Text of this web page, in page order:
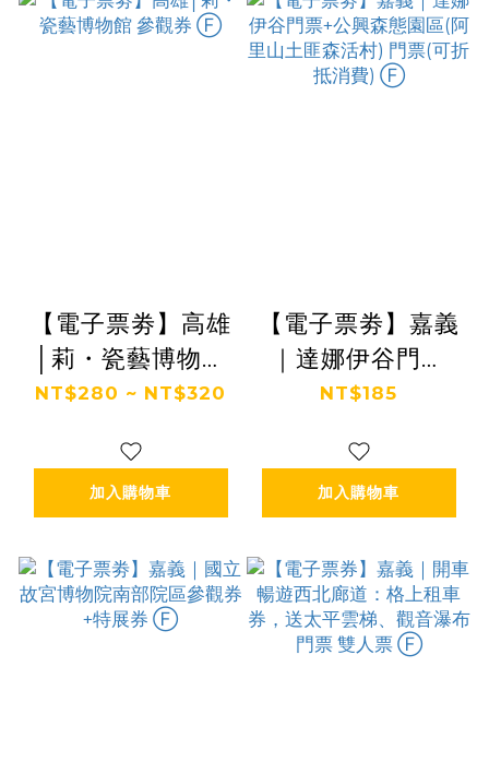
【電子票劵】高雄
│莉・瓷藝博物館
參觀券 Ⓕ
NT$280 ~ NT$320
加入購物車
【電子票劵】嘉義
｜達娜伊谷門票
+公興森態園區(阿
門票(可折抵消費)
Ⓕ
NT$185
加入購物車